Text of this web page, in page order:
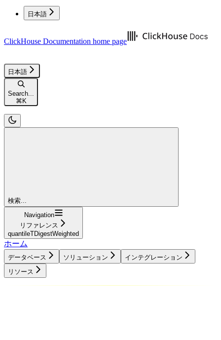
日本語
ClickHouse Documentation home page
日本語
Search...
⌘K
検索...
Navigation
リファレンス
quantileTDigestWeighted
ホーム
データベース ソリューション
インテグレーション
リソース